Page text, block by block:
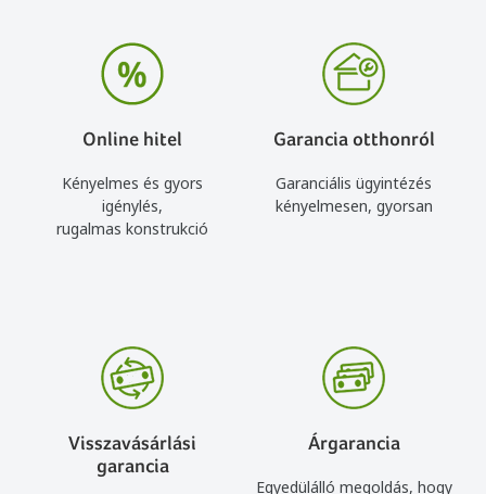
Online hitel
Kényelmes és gyors
igénylés,
rugalmas konstrukció
Garancia otthonról
Garanciális ügyintézés
kényelmesen, gyorsan
Visszavásárlási
garancia
Árgarancia
Egyedülálló megoldás, hogy